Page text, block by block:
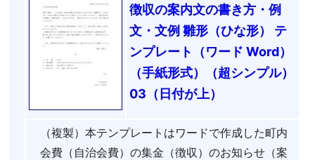
徴収の案内文の書き方・例
文・文例 雛形（ひな形） テ
ンプレート（ワード Word）
（手紙形式）（超シンプル）
03（日付が上）
（複製）本テンプレートはワードで作成した町内
会費（自治会費）の集金（徴収）のお知らせ（案